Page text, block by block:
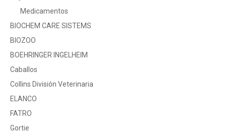
Medicamentos
BIOCHEM CARE SISTEMS
BIOZOO
BOEHRINGER INGELHEIM
Caballos
Collins División Veterinaria
ELANCO
FATRO
Gortie